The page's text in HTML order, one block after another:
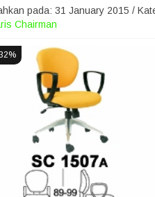
pada: 31 January 2015 /
Chairman